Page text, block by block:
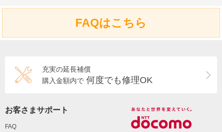
FAQはこちら
充実の延長補償
購入金額内で 何度でも修理OK
お客さまサポート
FAQ